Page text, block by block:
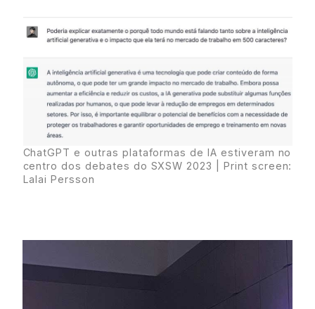
ChatGPT e outras plataformas de IA estiveram no
centro dos debates do SXSW 2023 | Print screen:
Lalai Persson